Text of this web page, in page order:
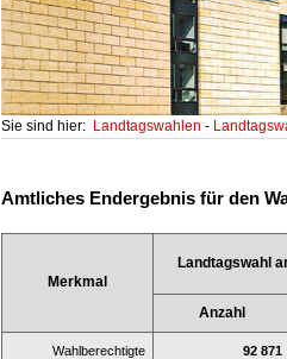
Sie sind hier: Landtagswahlen-
Amtliches Endergebnis für den
Merkmal
Landtagswahl
Anzahl
Wahlberechtigte 92 871